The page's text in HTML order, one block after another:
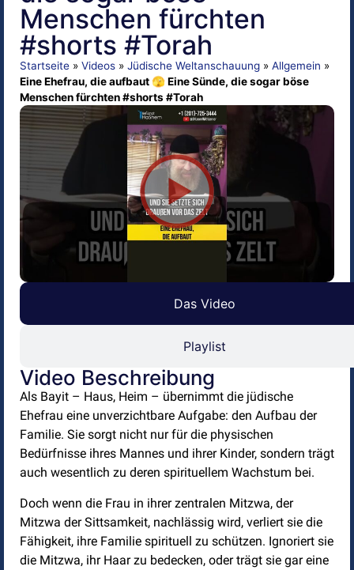
Menschen fürchten
#shorts #Torah
Startseite » Videos » Jüdische Weltanschauung » Allgemein »
Eine Ehefrau, die aufbaut 🫣 Eine Sünde, die sogar böse
Menschen fürchten #shorts #Torah
Das Video
Playlist
Video Beschreibung
Als Bayit – Haus, Heim – übernimmt die jüdische
Ehefrau eine unverzichtbare Aufgabe: den Aufbau der
Familie. Sie sorgt nicht nur für die physischen
Bedürfnisse ihres Mannes und ihrer Kinder, sondern trägt
auch wesentlich zu deren spirituellem Wachstum bei.
Doch wenn die Frau in ihrer zentralen Mitzwa, der
Mitzwa der Sittsamkeit, nachlässig wird, verliert sie die
Fähigkeit, ihre Familie spirituell zu schützen. Ignoriert sie
die Mitzwa, ihr Haar zu bedecken, oder trägt sie gar eine